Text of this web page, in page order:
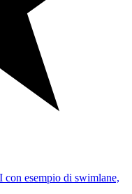
esempio di swimlane,